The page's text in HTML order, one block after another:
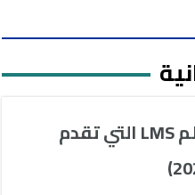
أفضل أنظمة إدارة التعلم LMS التي تقدم